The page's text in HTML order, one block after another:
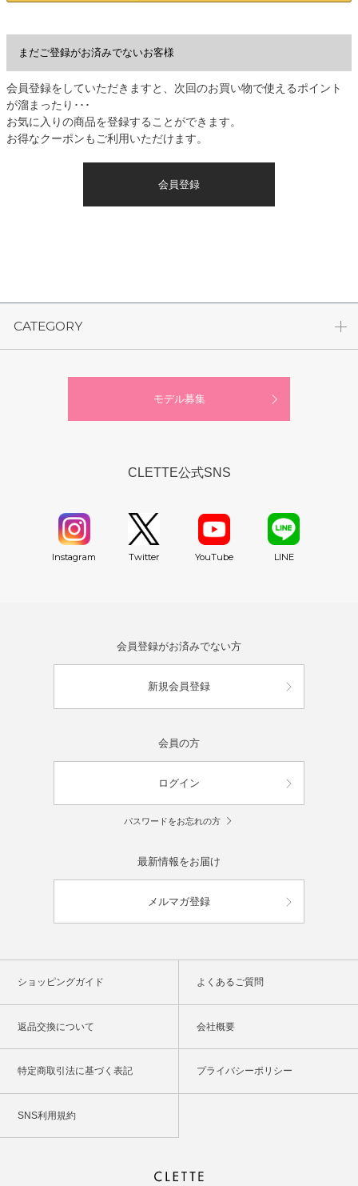
まだご登録がお済みでないお客様
会員登録をしていただきますと、次回のお買い物で使えるポイント
が溜まったり･･･
お気に入りの商品を登録することができます。
お得なクーポンもご利用いただけます。
会員登録
CATEGORY
モデル募集
CLETTE公式SNS
Instagram Twitter YouTube LINE
会員登録がお済みでない方
新規会員登録
会員の方
ログイン
パスワードをお忘れの方
最新情報をお届け
メルマガ登録
ショッピングガイド よくあるご質問
返品交換について 会社概要
特定商取引法に基づく表記 プライバシーポリシー
SNS利用規約